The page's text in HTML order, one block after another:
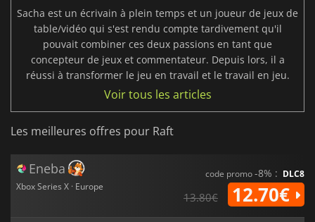
Sacha est un écrivain à plein temps et un joueur de jeux de
table/vidéo qui s'est rendu compte tardivement qu'il
pouvait combiner ces deux passions en tant que
concepteur de jeux et commentateur. Depuis lors, il a
réussi à transformer le jeu en travail et le travail en jeu.
Voir tous les articles
Les meilleures offres pour Raft
Eneba
Xbox Series X · Europe
code promo-8% : DLC8
13.80€ 12.70€